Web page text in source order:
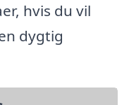
hvis du vil
dygtig